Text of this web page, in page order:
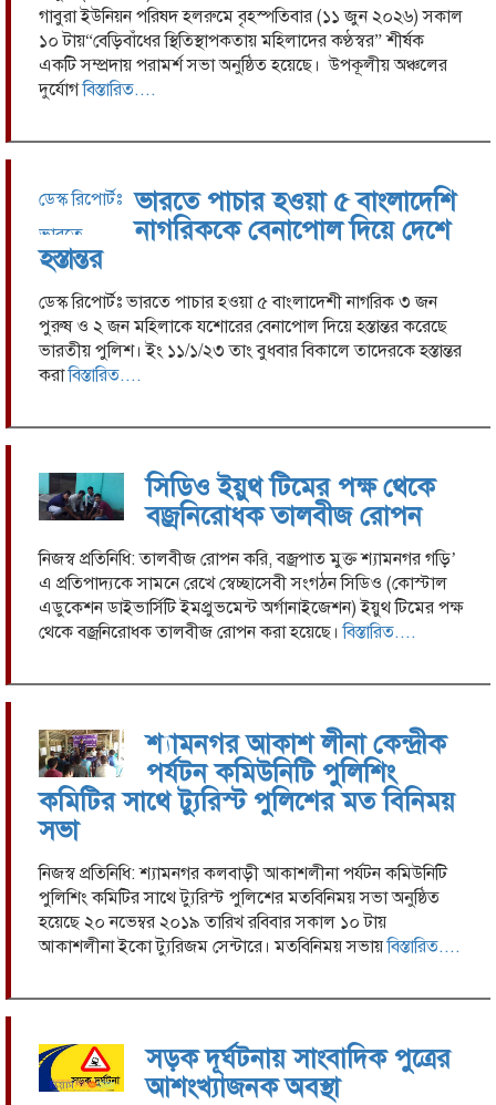
গাবুরা ইউনিয়ন পরিষদ হলরুমে বৃহস্পতিবার (১১ জুন ২০২৬) সকাল
১০ টায়“বেড়িবাঁধের স্থিতিস্থাপকতায় মহিলাদের কণ্ঠস্বর” শীর্ষক
একটি সম্প্রদায় পরামর্শ সভা অনুষ্ঠিত হয়েছে। উপকূলীয় অঞ্চলের
দুর্যোগবিস্তারিত....
ডেস্ক রিপোর্টঃ
ভারতে
পাচার হওয়া
বাংলাদেশী
নাগরিক ৩
জন পুরুষ ও
২ জন
যশোরের
দিয়ে হস্তান্তর
করেছে
ভারতীয়
পুলিশ।
ইং ১১/১/২৩
তাং বুধবার
বিকালে
হস্তান্তর করা
ফেরত আসা
বাংলাদেশী
পাচারকৃতরা
হলো মোঃ
আজিম
ভুইয়া (৩৪),
জেলা-
নরসিংন্দি (২)
আহমেদ
টুটুল (৩০),
জেলাঃ
ভারতে পাচার হওয়া ৫ বাংলাদেশি
নাগরিককে বেনাপোল দিয়ে দেশে
হস্তান্তর
ডেস্ক রিপোর্টঃ ভারতে পাচার হওয়া ৫ বাংলাদেশী নাগরিক ৩ জন
পুরুষ ও ২ জন মহিলাকে যশোরের বেনাপোল দিয়ে হস্তান্তর করেছে
ভারতীয় পুলিশ। ইং ১১/১/২৩ তাং বুধবার বিকালে তাদেরকে হস্তান্তর
করাবিস্তারিত....
সিডিও ইয়ুথ টিমের পক্ষ থেকে
বজ্রনিরোধক তালবীজ রোপন
নিজস্ব প্রতিনিধি: তালবীজ রোপন করি, বজ্রপাত মুক্ত শ্যামনগর গড়ি’
এ প্রতিপাদ্যকে সামনে রেখে স্বেচ্ছাসেবী সংগঠন সিডিও (কোস্টাল
এডুকেশন ডাইভার্সিটি ইমপ্রুভমেন্ট অর্গানাইজেশন) ইয়ুথ টিমের পক্ষ
থেকে বজ্রনিরোধক তালবীজ রোপন করা হয়েছে।বিস্তারিত....
শ্যামনগর আকাশ লীনা কেন্দ্রীক
পর্যটন কমিউনিটি পুলিশিং
কমিটির সাথে ট্যুরিস্ট পুলিশের মত বিনিময়
সভা
নিজস্ব প্রতিনিধি: শ্যামনগর কলবাড়ী আকাশলীনা পর্যটন কমিউনিটি
পুলিশিং কমিটির সাথে ট্যুরিস্ট পুলিশের মতবিনিময় সভা অনুষ্ঠিত
হয়েছে ২০ ন‌ভেম্বর ২০১৯ তা‌রিখ র‌বিবার সকাল ১০ টায়
আকাশলীনা ইকো ট্যুরিজম সেন্টারে। মতবিনিময় সভায়বিস্তারিত....
সড়ক দূর্ঘটনায় সাংবাদিক পুত্রের
আশংখ্যাজনক অবস্থা